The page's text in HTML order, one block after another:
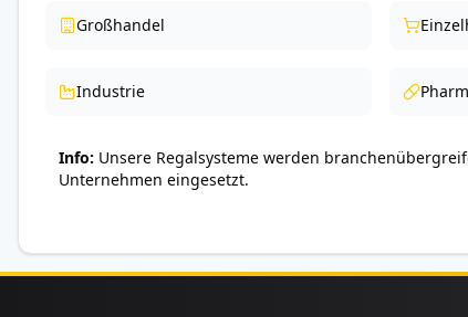
Großhandel
Industrie
Info Unsere Regalsysteme werden
Unternehmen eingesetzt.